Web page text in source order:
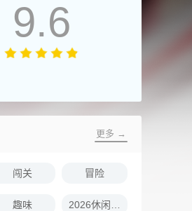
9.6
更多 →
闯关 冒险
趣味